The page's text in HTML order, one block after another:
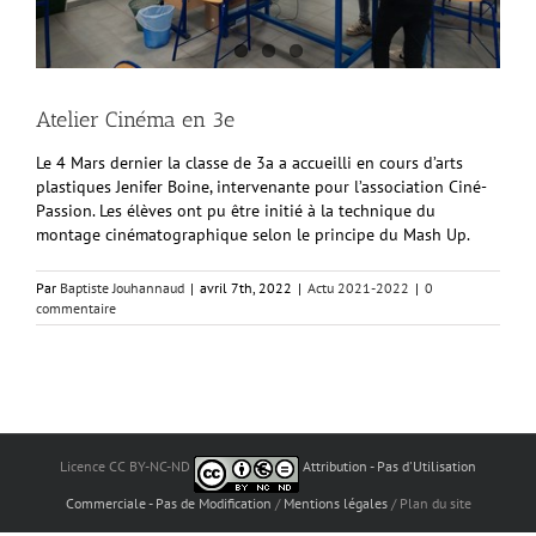
Atelier Cinéma en 3e
Le 4 Mars dernier la classe de 3a a accueilli en cours d’arts
plastiques Jenifer Boine, intervenante pour l’association Ciné-
Passion. Les élèves ont pu être initié à la technique du
montage cinématographique selon le principe du Mash Up.
Par Baptiste Jouhannaud | avril 7th, 2022 | Actu 2021-2022 | 0
commentaire
Licence CC BY-NC-ND Attribution - Pas d'Utilisation
Commerciale - Pas de Modification / Mentions légales/ Plan du site